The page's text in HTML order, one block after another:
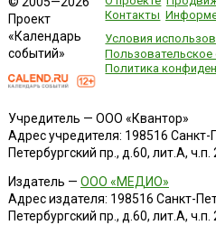
Проект
«Календарь
событий»
Контакты
Условия
Пользовательское
Политика
Учредитель — ООО «Квантор»
Адрес учредителя: 198516 Санкт-
Петербургский пр., д.60, лит.А,
Издатель — ООО «МЕДИО»
Адрес издателя: 198516 Санкт-
Петербургский пр., д.60, лит.А,